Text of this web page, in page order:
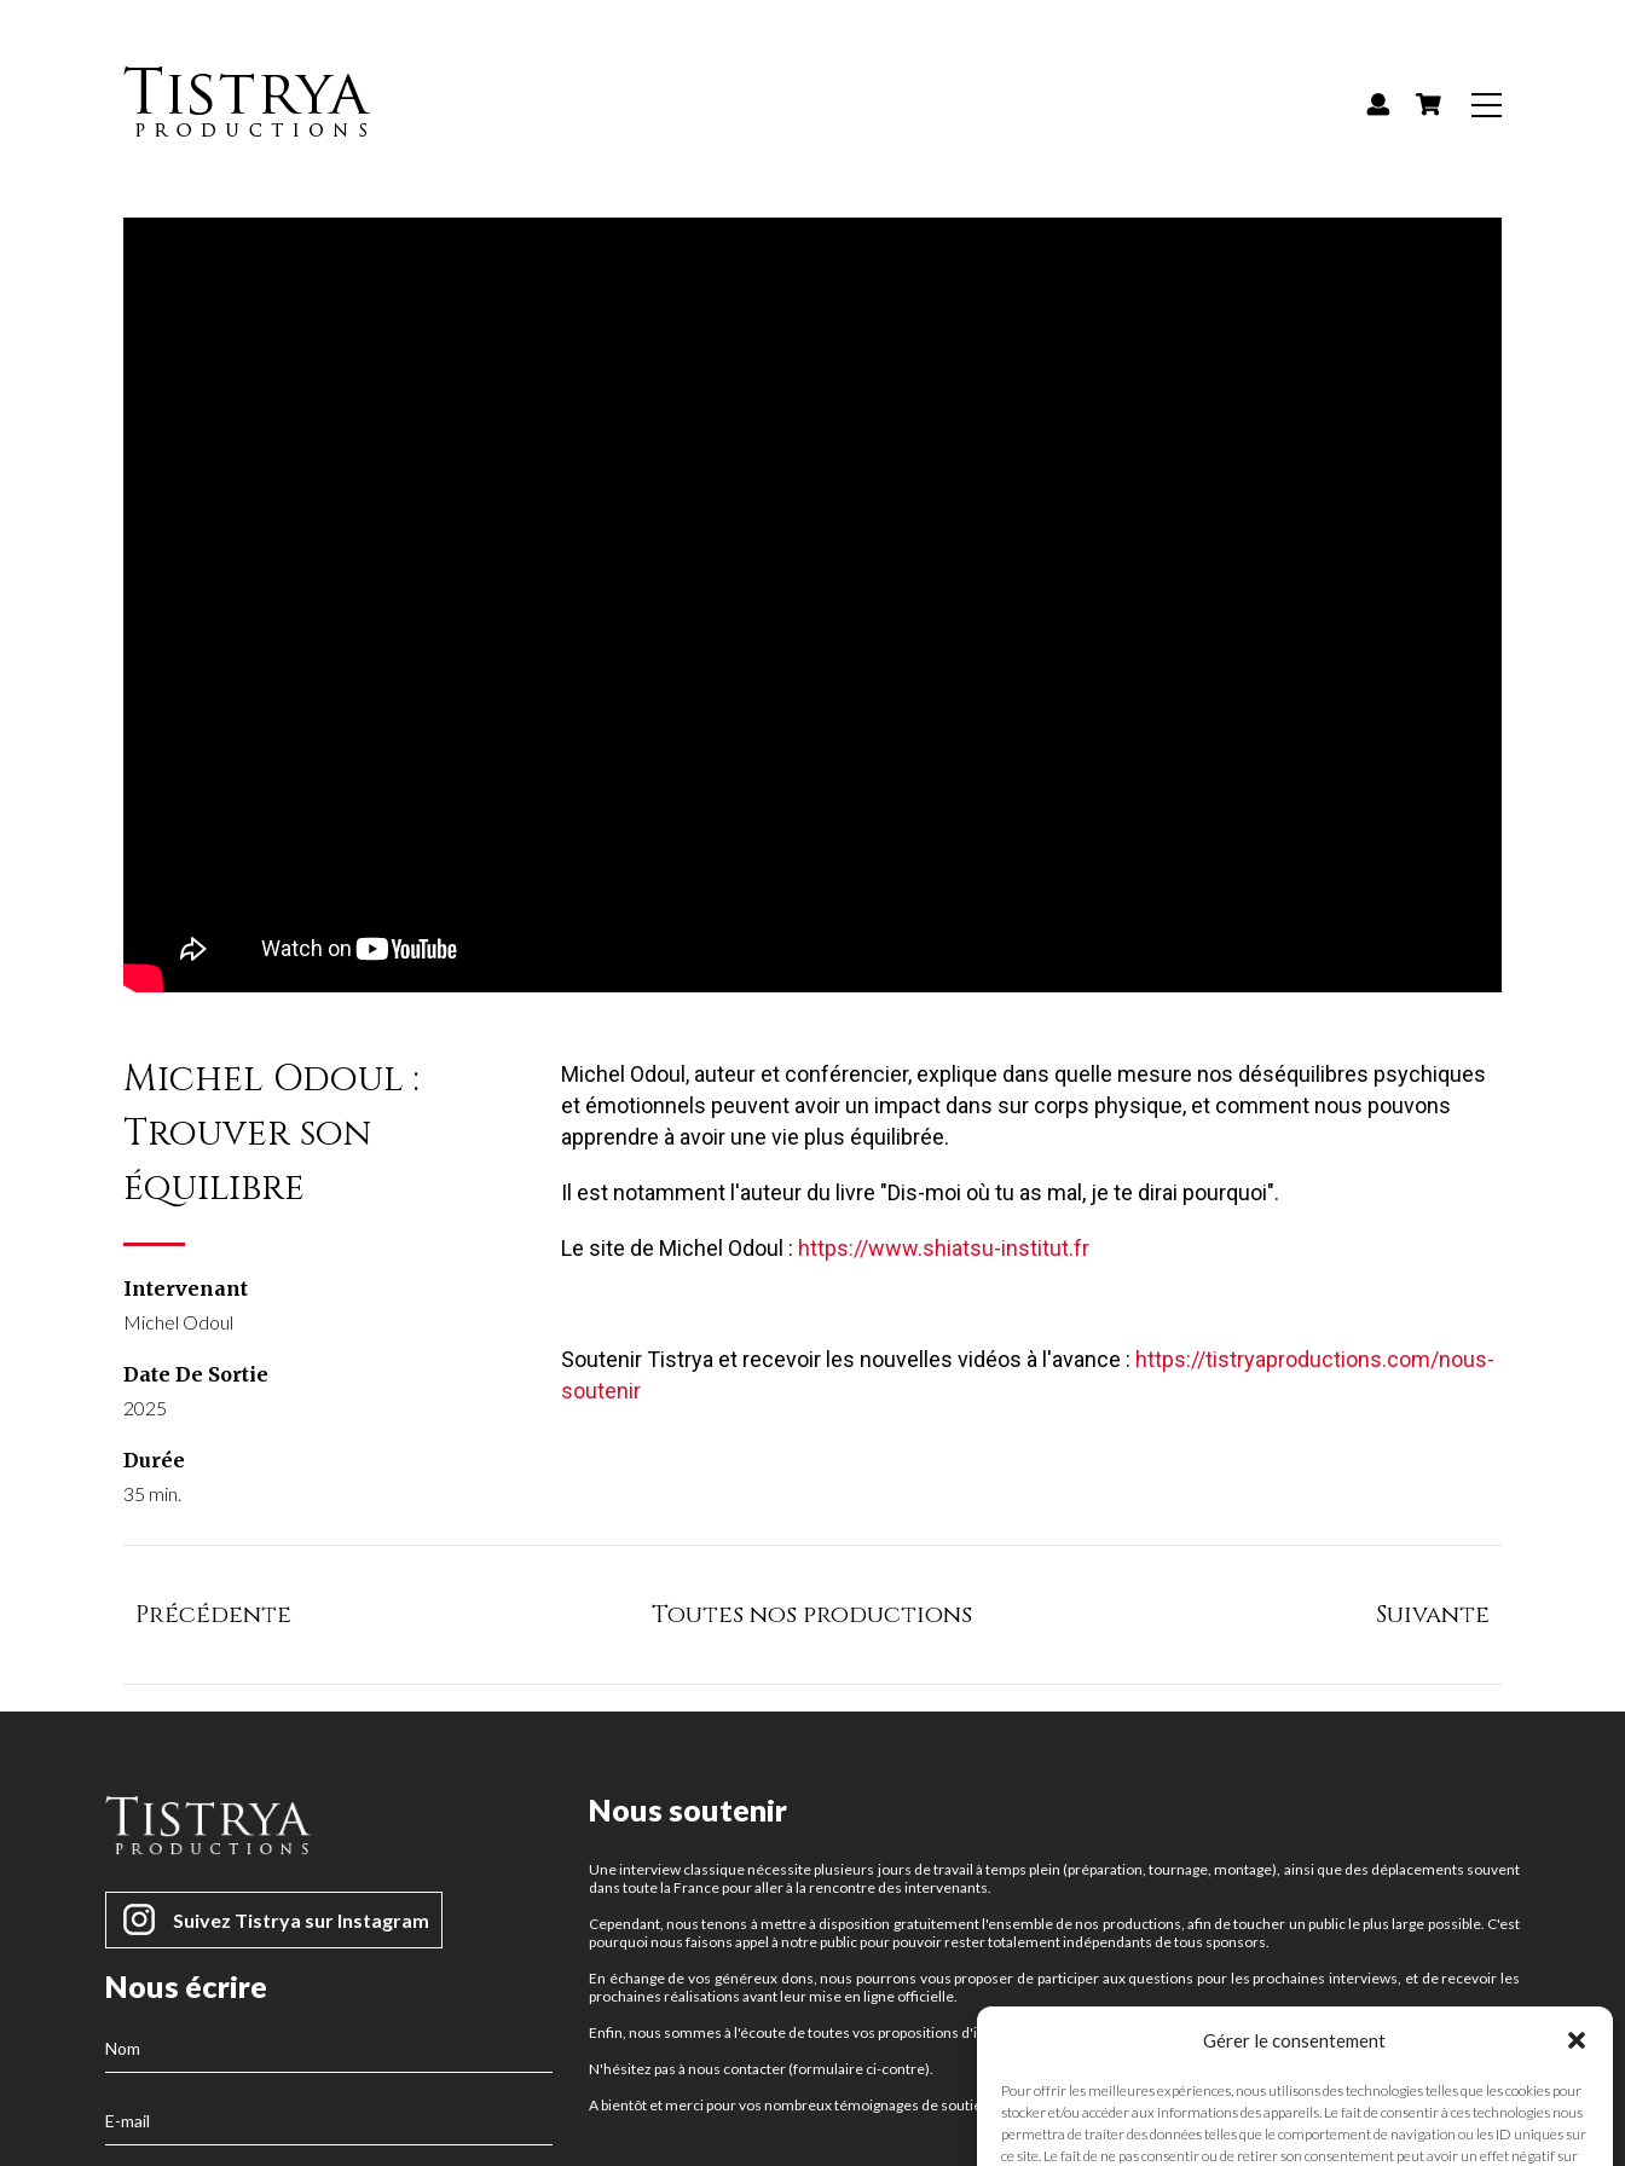
Gérer le consentement
Pour offrir les meilleures expériences, nous utilisons des technologies telles que les cookies pour
stocker et/ou accéder aux informations des appareils. Le fait de consentir à ces technologies nous
permettra de traiter des données telles que le comportement de navigation ou les ID uniques sur
ce site. Le fait de ne pas consentir ou de retirer son consentement peut avoir un effet négatif sur
Michel Odoul :
Trouver son
équilibre
Intervenant
Michel Odoul
Date De Sortie
2025
Durée
35 min.
Michel Odoul, auteur et conférencier, explique dans quelle mesure nos déséquilibres psychiques
et émotionnels peuvent avoir un impact dans sur corps physique, et comment nous pouvons
apprendre à avoir une vie plus équilibrée.
Il est notamment l'auteur du livre "Dis-moi où tu as mal, je te dirai pourquoi".
Le site de Michel Odoul : https://www.shiatsu-institut.fr
Soutenir Tistrya et recevoir les nouvelles vidéos à l'avance : https://tistryaproductions.com/nous-
soutenir
Précédente Toutes nos productions Suivante
Suivez Tistrya sur Instagram
Nous écrire
Nous soutenir
Une interview classique nécessite plusieurs jours de travail à temps plein (préparation, tournage, montage), ainsi que des déplacements souvent
dans toute la France pour aller à la rencontre des intervenants.
Cependant, nous tenons à mettre à disposition gratuitement l'ensemble de nos productions, afin de toucher un public le plus large possible. C'est
pourquoi nous faisons appel à notre public pour pouvoir rester totalement indépendants de tous sponsors.
En échange de vos généreux dons, nous pourrons vous proposer de participer aux questions pour les prochaines interviews, et de recevoir les
prochaines réalisations avant leur mise en ligne officielle.
Enfin, nous sommes à l'écoute de toutes vos propositions d'interviews et de projets.
N'hésitez pas à nous contacter (formulaire ci-contre).
A bientôt et merci pour vos nombreux témoignages de soutien !
JE SOUTIENS